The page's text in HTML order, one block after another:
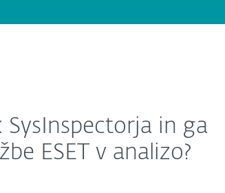
SysInspectorja in ga
ESET v analizo?